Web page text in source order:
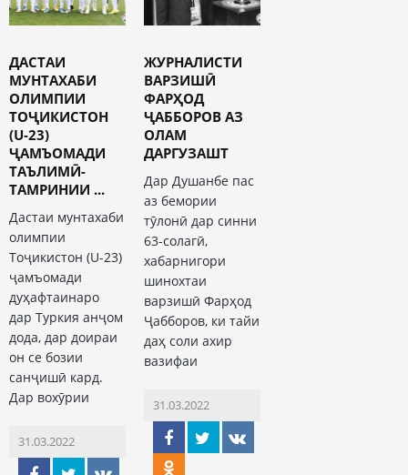
ДАСТАИ
МУНТАХАБИ
ОЛИМПИИ
ТОҶИКИСТОН
(U-23)
ҶАМЪОМАДИ
ТАЪЛИМӢ-
ТАМРИНИИ ...
Дастаи мунтахаби
олимпии
Тоҷикистон (U-23)
ҷамъомади
дуҳафтаинаро
дар Туркия анҷом
дода, дар доираи
он се бозии
санҷишӣ кард.
Дар вохӯрии
31.03.2022
ЖУРНАЛИСТИ
ВАРЗИШӢ
ФАРҲОД
ҶАББОРОВ АЗ
ОЛАМ
ДАРГУЗАШТ
Дар Душанбе пас
аз бемории
тӯлонӣ дар синни
63-солагӣ,
хабарнигори
шинохтаи
варзишӣ Фарҳод
Ҷабборов, ки тайи
даҳ соли ахир
вазифаи
31.03.2022